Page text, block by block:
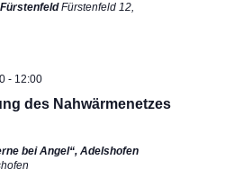
Fürstenfeld 12,
- 12:00
des Nahwärmenetzes
bei Angel“, Adelshofen